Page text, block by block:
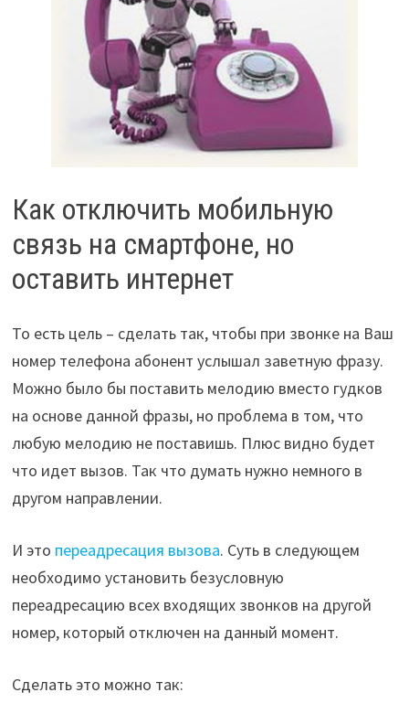
Как отключить мобильную
связь на смартфоне, но
оставить интернет
То есть цель – сделать так, чтобы при звонке на Ваш
номер телефона абонент услышал заветную фразу.
Можно было бы поставить мелодию вместо гудков
на основе данной фразы, но проблема в том, что
любую мелодию не поставишь. Плюс видно будет
что идет вызов. Так что думать нужно немного в
другом направлении.
И это переадресация вызова. Суть в следующем
необходимо установить безусловную
переадресацию всех входящих звонков на другой
номер, который отключен на данный момент.
Сделать это можно так: